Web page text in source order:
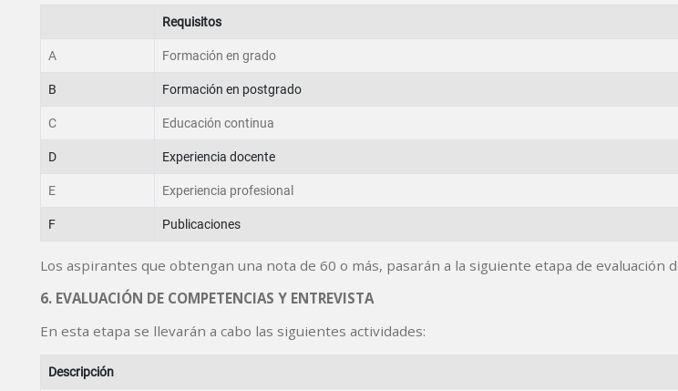
Requisitos
A Formación en grado
B Formación en postgrado
C Educación continua
D Experiencia docente
E Experiencia profesional
F Publicaciones
Los aspirantes que obtengan una nota de 60 o más, pasarán a la siguiente etapa de evaluación
6. EVALUACIÓN DE COMPETENCIAS Y ENTREVISTA
En esta etapa se llevarán a cabo las siguientes actividades:
Descripción